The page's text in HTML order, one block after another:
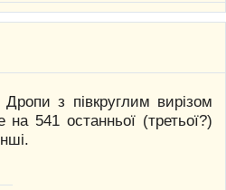
з півкруглим вирізом
541 останньої (третьої?)